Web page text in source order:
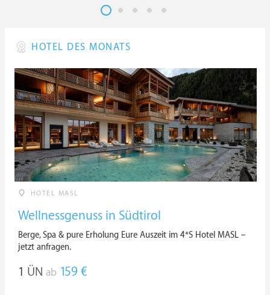
HOTEL DES MONATS
HOTEL MASL
Wellnessgenuss in Südtirol
Berge, Spa & pure Erholung Eure Auszeit im 4*S Hotel MASL –
jetzt anfragen.
1 ÜN ab 159 €